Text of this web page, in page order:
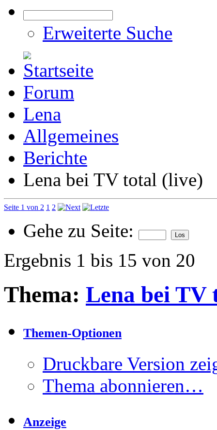
Erweiterte Suche
Forum
Lena
Allgemeines
Berichte
Lena bei TV total (live)
Seite 1 von 2 1 2
Gehe zu Seite:
Ergebnis 1 bis 15 von 20
Thema: Lena bei TV
Themen-Optionen
Druckbare Version
Thema abonnieren…
Anzeige